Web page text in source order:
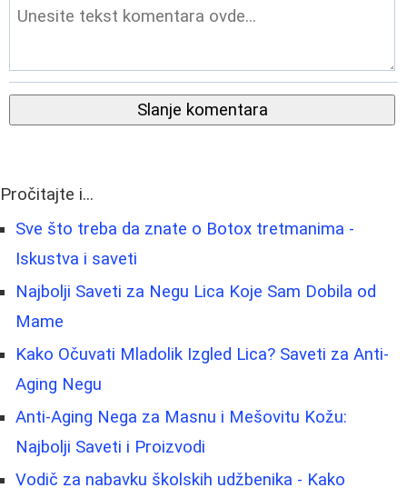
Slanje komentara
Pročitajte i...
Sve što treba da znate o Botox tretmanima -
Iskustva i saveti
Najbolji Saveti za Negu Lica Koje Sam Dobila od
Mame
Kako Očuvati Mladolik Izgled Lica? Saveti za Anti-
Aging Negu
Anti-Aging Nega za Masnu i Mešovitu Kožu:
Najbolji Saveti i Proizvodi
Vodič za nabavku školskih udžbenika - Kako